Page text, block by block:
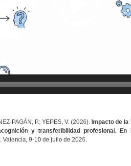
PAGÁN, P.; YEPES, V. (2026). Impacto de
y transferibilidad profesional.En
Valencia, 9-10 de julio de 2026.